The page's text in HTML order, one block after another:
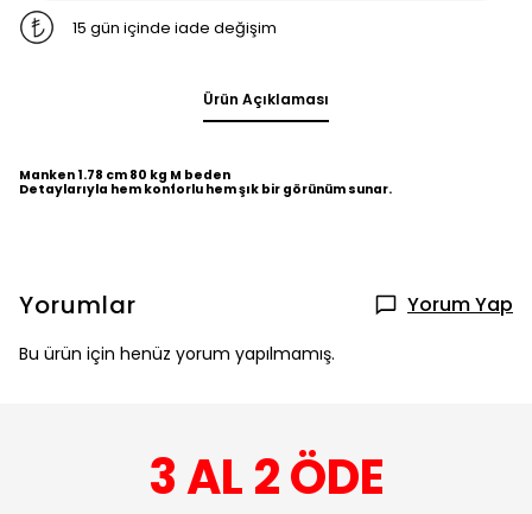
15 gün içinde iade değişim
Ürün Açıklaması
Manken 1.78 cm 80 kg M beden
Detaylarıyla hem konforlu hem şık bir görünüm sunar.
Yorumlar Yorum Yap
Bu ürün için henüz yorum yapılmamış.
3 AL 2 ÖDE